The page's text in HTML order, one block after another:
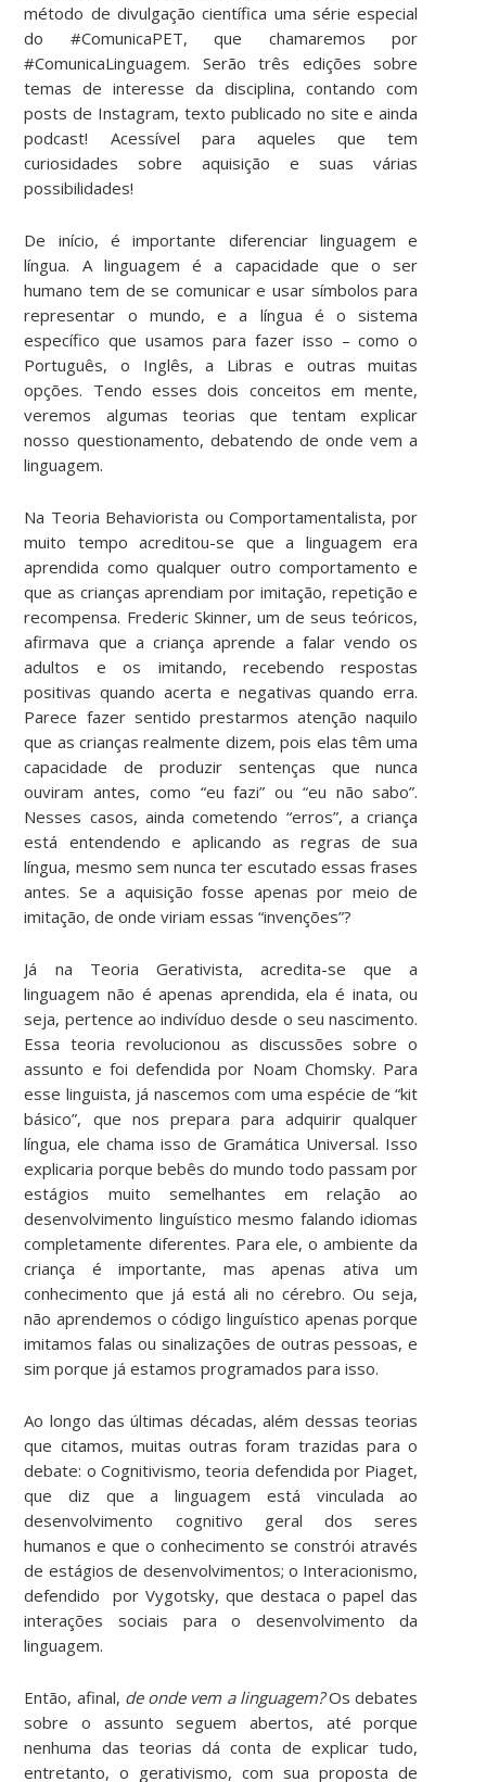
método de divulgação científica uma série especial
do #ComunicaPET, que chamaremos por
#ComunicaLinguagem. Serão três edições sobre
temas de interesse da disciplina, contando com
posts de Instagram, texto publicado no site e ainda
podcast! Acessível para aqueles que tem
curiosidades sobre aquisição e suas várias
possibilidades!
De início, é importante diferenciar linguagem e
língua. A linguagem é a capacidade que o ser
humano tem de se comunicar e usar símbolos para
representar o mundo, e a língua é o sistema
específico que usamos para fazer isso – como o
Português, o Inglês, a Libras e outras muitas
opções. Tendo esses dois conceitos em mente,
veremos algumas teorias que tentam explicar
nosso questionamento, debatendo de onde vem a
linguagem.
Na Teoria Behaviorista ou Comportamentalista, por
muito tempo acreditou-se que a linguagem era
aprendida como qualquer outro comportamento e
que as crianças aprendiam por imitação, repetição e
recompensa. Frederic Skinner, um de seus teóricos,
afirmava que a criança aprende a falar vendo os
adultos e os imitando, recebendo respostas
positivas quando acerta e negativas quando erra.
Parece fazer sentido prestarmos atenção naquilo
que as crianças realmente dizem, pois elas têm uma
capacidade de produzir sentenças que nunca
ouviram antes, como “eu fazi” ou “eu não sabo”.
Nesses casos, ainda cometendo “erros”, a criança
está entendendo e aplicando as regras de sua
língua, mesmo sem nunca ter escutado essas frases
antes. Se a aquisição fosse apenas por meio de
imitação, de onde viriam essas “invenções”?
Já na Teoria Gerativista, acredita-se que a
linguagem não é apenas aprendida, ela é inata, ou
seja, pertence ao indivíduo desde o seu nascimento.
Essa teoria revolucionou as discussões sobre o
assunto e foi defendida por Noam Chomsky. Para
esse linguista, já nascemos com uma espécie de “kit
básico”, que nos prepara para adquirir qualquer
língua, ele chama isso de Gramática Universal. Isso
explicaria porque bebês do mundo todo passam por
estágios muito semelhantes em relação ao
desenvolvimento linguístico mesmo falando idiomas
completamente diferentes. Para ele, o ambiente da
criança é importante, mas apenas ativa um
conhecimento que já está ali no cérebro. Ou seja,
não aprendemos o código linguístico apenas porque
imitamos falas ou sinalizações de outras pessoas, e
sim porque já estamos programados para isso.
Ao longo das últimas décadas, além dessas teorias
que citamos, muitas outras foram trazidas para o
debate: o Cognitivismo, teoria defendida por Piaget,
que diz que a linguagem está vinculada ao
desenvolvimento cognitivo geral dos seres
humanos e que o conhecimento se constrói através
de estágios de desenvolvimentos; o Interacionismo,
defendido por Vygotsky, que destaca o papel das
interações sociais para o desenvolvimento da
linguagem.
Então, afinal, de onde vem a linguagem?Os debates
sobre o assunto seguem abertos, até porque
nenhuma das teorias dá conta de explicar tudo,
entretanto, o gerativismo, com sua proposta de